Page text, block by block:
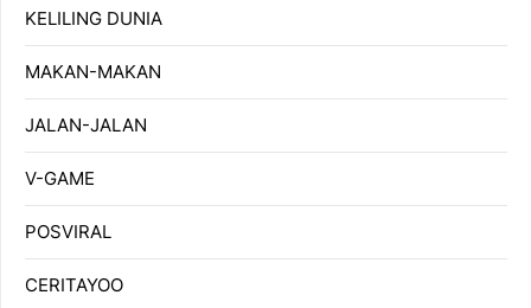
KELILING DUNIA
MAKAN-MAKAN
JALAN-JALAN
V-GAME
POSVIRAL
CERITAYOO